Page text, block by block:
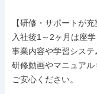
【研修・サポートが充
入社後1～2ヶ月は座
事業内容や学習システ
研修動画やマニュア
ご安心ください。